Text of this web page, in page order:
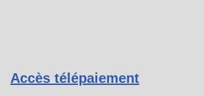
Accès télépaiement